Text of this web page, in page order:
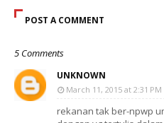
POST A COMMENT
5 Comments
UNKNOWN
March 11, 2015 at 2:31 PM
rekanan tak ber-npwp